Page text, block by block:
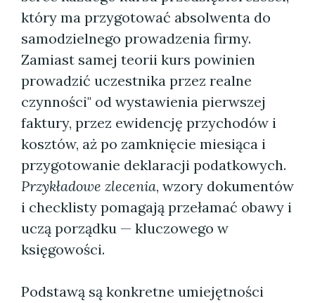
który ma przygotować absolwenta do
samodzielnego prowadzenia firmy.
Zamiast samej teorii kurs powinien
prowadzić uczestnika przez realne
czynności" od wystawienia pierwszej
faktury, przez ewidencję przychodów i
kosztów, aż po zamknięcie miesiąca i
przygotowanie deklaracji podatkowych.
Przykładowe zlecenia, wzory dokumentów
i checklisty pomagają przełamać obawy i
uczą porządku — kluczowego w
księgowości.
Podstawą są konkretne umiejętności